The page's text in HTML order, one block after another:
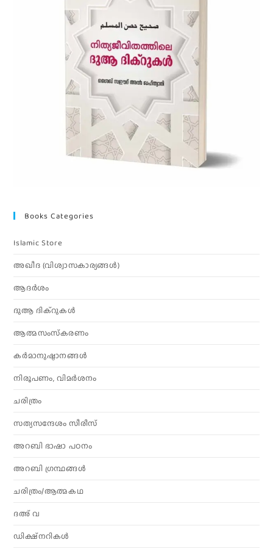
Books Categories
Islamic Store
അഖീദ (വിശ്വാസകാര്യങ്ങള്‍)
ആദര്‍ശം
ദുആ ദിക്റുകൾ
ആത്മസംസ്‌കരണം
കര്‍മാനുഷ്ഠാനങ്ങള്‍
നിരൂപണം, വിമര്‍ശനം
ചരിത്രം
സത്യസന്ദേശം സീരീസ്
അറബി ഭാഷാ പഠനം
അറബി ഗ്രന്ഥങ്ങൾ
ചരിത്രം/ആത്മകഥ
ദഅ് വ
ഡിക്ഷ്നറികൾ